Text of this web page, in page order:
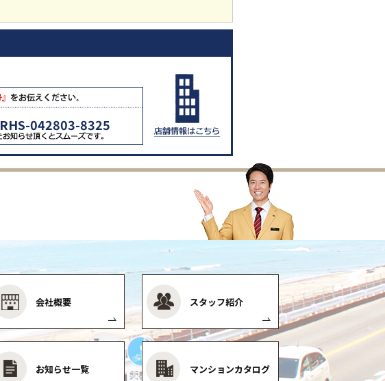
042803-8325
会社概要 スタッフ紹介
お知らせ一覧 マンションカタログ